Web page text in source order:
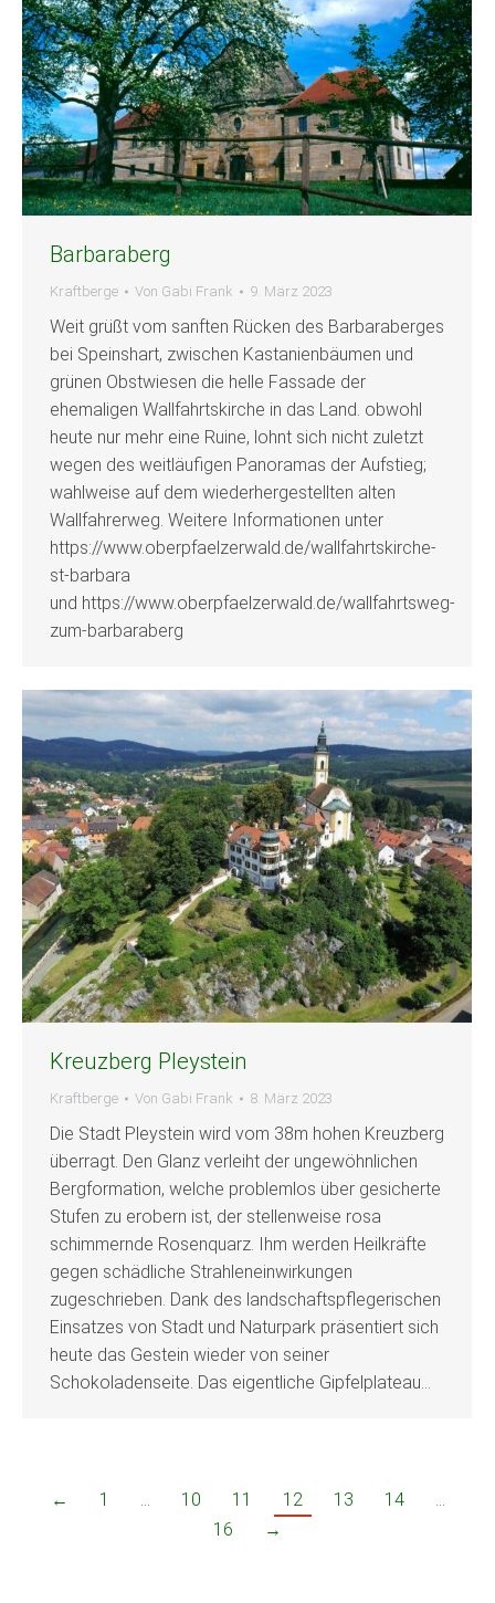
Barbaraberg
Kraftberge Von Gabi Frank 9. März 2023
Weit grüßt vom sanften Rücken des Barbaraberges
bei Speinshart, zwischen Kastanienbäumen und
grünen Obstwiesen die helle Fassade der
ehemaligen Wallfahrtskirche in das Land. obwohl
heute nur mehr eine Ruine, lohnt sich nicht zuletzt
wegen des weitläufigen Panoramas der Aufstieg;
wahlweise auf dem wiederhergestellten alten
Wallfahrerweg. Weitere Informationen unter
https://www.oberpfaelzerwald.de/wallfahrtskirche-
st-barbara
und https://www.oberpfaelzerwald.de/wallfahrtsweg-
zum-barbaraberg
Kreuzberg Pleystein
Kraftberge Von Gabi Frank 8. März 2023
Die Stadt Pleystein wird vom 38m hohen Kreuzberg
überragt. Den Glanz verleiht der ungewöhnlichen
Bergformation, welche problemlos über gesicherte
Stufen zu erobern ist, der stellenweise rosa
schimmernde Rosenquarz. Ihm werden Heilkräfte
gegen schädliche Strahleneinwirkungen
zugeschrieben. Dank des landschaftspflegerischen
Einsatzes von Stadt und Naturpark präsentiert sich
heute das Gestein wieder von seiner
Schokoladenseite. Das eigentliche Gipfelplateau…
← 1 … 10 11 12 13 14
…
16
→